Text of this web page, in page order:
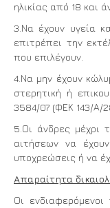
ηλικίας από 18 και
3.Να έχουν υγεία
επιτρέπει την
που επιλέγουν.
4.Να μην έχουν
στερητική ή
3584/07 (ΦΕΚ 143/Α/
5.Οι άνδρες μέχρι
αιτήσεων να
υποχρεώσεις ή να
Απαραίτητα
Οι